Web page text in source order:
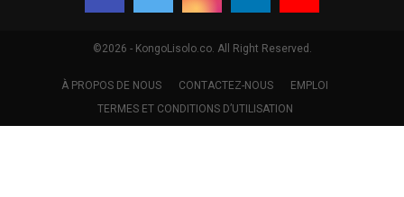
©2026 - KongoLisolo.co. All Right Reserved.
À PROPOS DE NOUS CONTACTEZ-NOUS
EMPLOI
TERMES ET CONDITIONS D’UTILISATION